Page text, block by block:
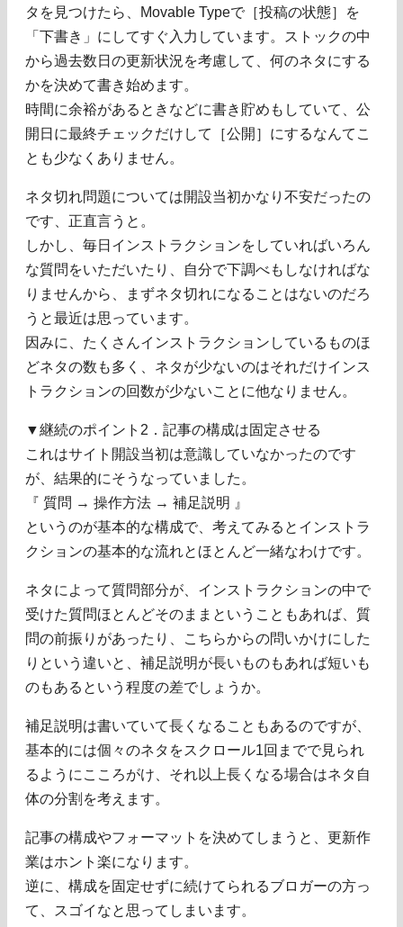
タを見つけたら、Movable Typeで［投稿の状態］を
「下書き」にしてすぐ入力しています。ストックの中
から過去数日の更新状況を考慮して、何のネタにする
かを決めて書き始めます。
時間に余裕があるときなどに書き貯めもしていて、公
開日に最終チェックだけして［公開］にするなんてこ
とも少なくありません。
ネタ切れ問題については開設当初かなり不安だったの
です、正直言うと。
しかし、毎日インストラクションをしていればいろん
な質問をいただいたり、自分で下調べもしなければな
りませんから、まずネタ切れになることはないのだろ
うと最近は思っています。
因みに、たくさんインストラクションしているものほ
どネタの数も多く、ネタが少ないのはそれだけインス
トラクションの回数が少ないことに他なりません。
▼継続のポイント2．記事の構成は固定させる
これはサイト開設当初は意識していなかったのです
が、結果的にそうなっていました。
『 質問 → 操作方法 → 補足説明 』
というのが基本的な構成で、考えてみるとインストラ
クションの基本的な流れとほとんど一緒なわけです。
ネタによって質問部分が、インストラクションの中で
受けた質問ほとんどそのままということもあれば、質
問の前振りがあったり、こちらからの問いかけにした
りという違いと、補足説明が長いものもあれば短いも
のもあるという程度の差でしょうか。
補足説明は書いていて長くなることもあるのですが、
基本的には個々のネタをスクロール1回までで見られ
るようにこころがけ、それ以上長くなる場合はネタ自
体の分割を考えます。
記事の構成やフォーマットを決めてしまうと、更新作
業はホント楽になります。
逆に、構成を固定せずに続けてられるブロガーの方っ
て、スゴイなと思ってしまいます。